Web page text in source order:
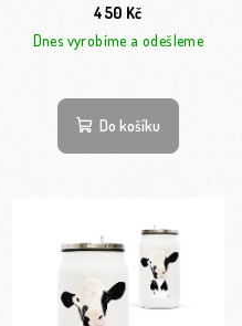
450 Kč
Dnes vyrobíme a odešleme
Do košíku